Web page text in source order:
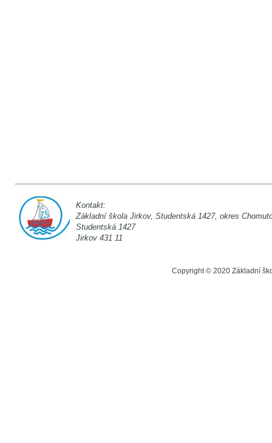
Kontakt:
Základní škola Jirkov, Studentská
Studentská
Jirkov 431 11
Copyright © 2020 Základní